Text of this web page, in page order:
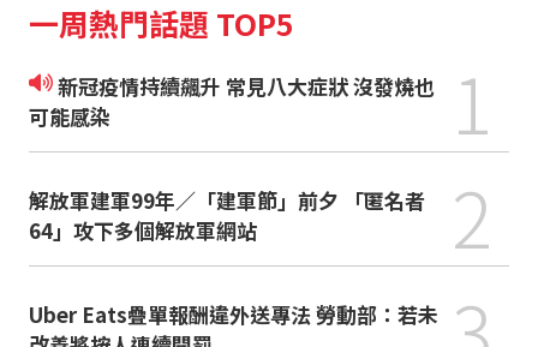
一周熱門話題 TOP5
新冠疫情持續飆升 常見八大症狀 沒發燒也
可能感染
1
解放軍建軍99年／「建軍節」前夕 「匿名者
64」攻下多個解放軍網站
2
Uber Eats疊單報酬違外送專法 勞動部：若未